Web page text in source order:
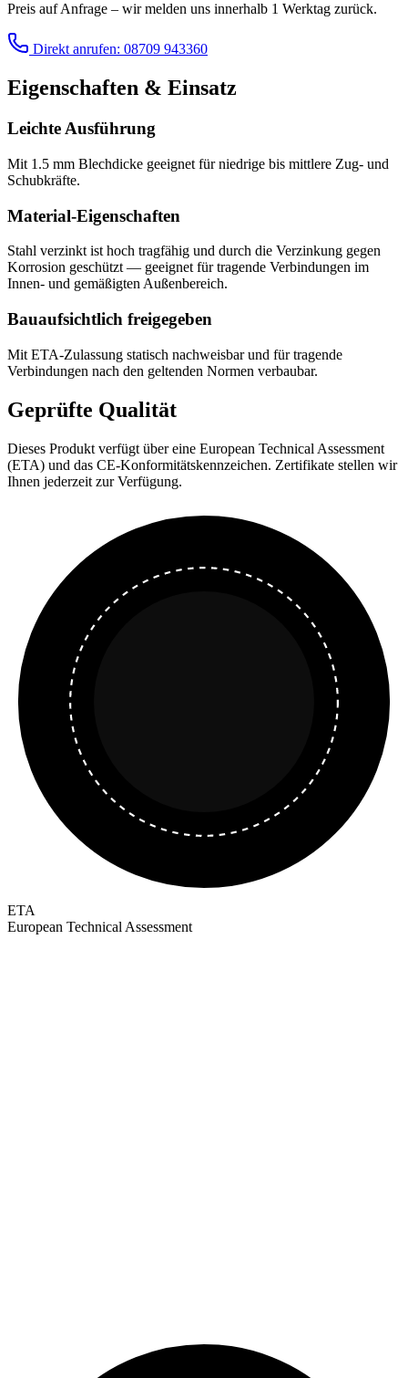
Preis auf Anfrage – wir melden uns innerhalb 1 Werktag zurück.
Direkt anrufen: 08709 943360
Eigenschaften & Einsatz
Leichte Ausführung
Mit 1.5 mm Blechdicke geeignet für niedrige bis mittlere Zug- und
Schubkräfte.
Material-Eigenschaften
Stahl verzinkt ist hoch tragfähig und durch die Verzinkung gegen
Korrosion geschützt — geeignet für tragende Verbindungen im
Innen- und gemäßigten Außenbereich.
Bauaufsichtlich freigegeben
Mit ETA-Zulassung statisch nachweisbar und für tragende
Verbindungen nach den geltenden Normen verbaubar.
Geprüfte Qualität
Dieses Produkt verfügt über eine European Technical Assessment
(ETA) und das CE-Konformitätskennzeichen. Zertifikate stellen wir
Ihnen jederzeit zur Verfügung.
ETA
European Technical Assessment